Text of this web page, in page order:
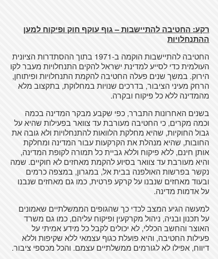
רקע: החטיבה להתיישבות – גוף עוקף חוק ופיקוח למען
ההתנחלויות
החטיבה להתיישבות הוקמה ב-1971 בתוך ההסתדרות הציונית
העולמית כדי לסייע למדינת ישראל להקים התנחלויות מעבר לקו
הירוק. במשך שנים פעלה החטיבה להקמת התנחלויות ופיתוחן,
הרחק מעיני הציבור, בדרכים שנויות במחלוקת, בתקצוב מלא
מהמדינה ללא כל פיקוח ובקרה.
בשנים האחרונות התברר, כפי שקבע מבקר המדינה בכמה
וכמה מקרים, כי החטיבה מעורבת עד צוואר בפעילות שהיא על
גבול החוקיות, שהיא מחלקת הלוואות להתנחלויות ולא גובה את
החובות, שהיא מנהלת את הקרקעות עבור המדינה ומחלקת
אותן חינם, ללא פיקוח וללא גביית כל תמורה לקופת המדינה,
והיא מעורבת עד צוואר בסיוע להקמת מאחזים לא חוקיים. שמה
נקשר בפרשות האולפנה בבית אל, במגרון, במצפה כרמים
ובעוד מאחזים שנבנו על קרקע פרטית, כמו גם מאחזים שנבנו
על אדמות מדינה.
למעשה הגיע המצב לכדי כך שהגופים הממשלתיים שאמונים
על תכנון ובניה, ניהול מקרקעין ופיקוח עליהם, כמו גם משרד
האוצר והחשב הכללי, לא יכולים לקבל כל מידע אמיתי על
פעילות החטיבה, והיא פועלת כגוף עצמאי ללא שקיפות וללא
דיווח, אפילו לא לגורמים ממשלתיים עצמם. והכל מכספי ציבור.